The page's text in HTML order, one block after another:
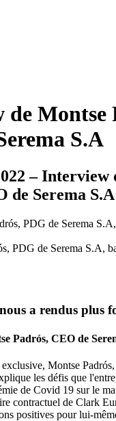
Montse
S.A
– Interview
de Serema S.A
PDG de Serema S.A,
a rendus plus
Padrós, CEO de
Montse
les défis que
de Covid 19 sur le
contractuel de Clark
positives pour lui-